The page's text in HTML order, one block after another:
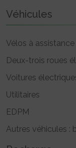
Véhicules
Vélos à
Deux-trois roues
Voitures
Utilitaires
EDPM
Autres véhicules :